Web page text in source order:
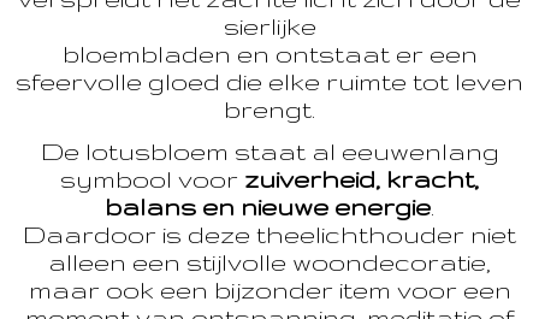
sierlijke
bloembladen en ontstaat er een
sfeervolle gloed die elke ruimte tot leven
brengt.
De lotusbloem staat al eeuwenlang
symbool voor zuiverheid, kracht,
balans en nieuwe energie
Daardoor is deze theelichthouder niet
alleen een stijlvolle woondecoratie,
maar ook een bijzonder item voor een